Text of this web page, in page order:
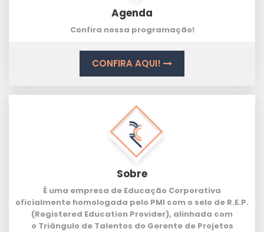
Agenda
Confira nossa programação!
CONFIRA AQUI!
Sobre
É uma empresa de Educação Corporativa
oficialmente homologada pelo PMI com o selo de R.E.P.
(Registered Education Provider), alinhada com
o Triângulo de Talentos do Gerente de Projetos